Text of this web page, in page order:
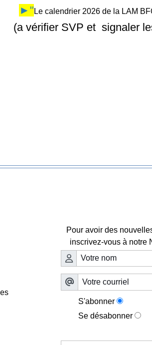
►" Le calendrier 2026 de la LAM
(a vérifier SVP et signaler
Pour avoir des
inscrivez-vous à notre
S'abonner
Se désabonner